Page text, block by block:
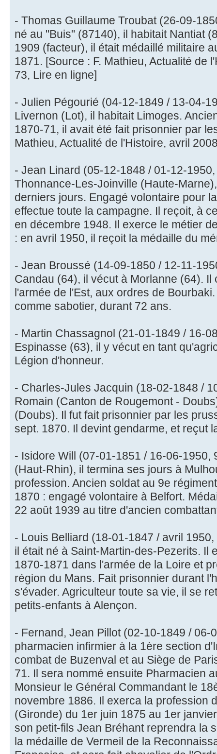
- Thomas Guillaume Troubat (26-09-
né au "Buis" (87140), il habitait Nantiat
1909 (facteur), il était médaillé militaire
1871. [Source : F. Mathieu, Actualité de
73, Lire en ligne]
- Julien Pégourié (04-12-1849 / 13-04-
Livernon (Lot), il habitait Limoges.
1870-71, il avait été fait prisonnier par
Mathieu, Actualité de l'Histoire, avril
- Jean Linard (05-12-1848 / 01-12-
Thonnance-Les-Joinville (Haute-
derniers jours. Engagé volontaire pour
effectue toute la campagne. Il reçoit, à
en décembre 1948. Il exerce le métier
: en avril 1950, il reçoit la médaille du
- Jean Broussé (14-09-1850 / 12-11-
Candau (64), il vécut à Morlanne (64). Il
l'armée de l'Est, aux ordres de
comme sabotier, durant 72 ans.
- Martin Chassagnol (21-01-1849 / 16-
Espinasse (63), il y vécut en tant
Légion d'honneur.
- Charles-Jules Jacquin (18-02-1848 /
Romain (Canton de Rougemont -
(Doubs). Il fut fait prisonnier par les
sept. 1870. Il devint gendarme, et reçut
- Isidore Will (07-01-1851 / 16-06-1950,
(Haut-Rhin), il termina ses jours à
profession. Ancien soldat au 9e
1870 : engagé volontaire à Belfort.
22 août 1939 au titre d'ancien
- Louis Belliard (18-01-1847 / avril
il était né à Saint-Martin-des-Pezerits. Il
1870-1871 dans l'armée de la Loire et
région du Mans. Fait prisonnier durant
s'évader. Agriculteur toute sa vie, il se
petits-enfants à Alençon.
- Fernand, Jean Pillot (02-10-1849 / 06-
pharmacien infirmier à la 1ère section
combat de Buzenval et au Siège de
71. Il sera nommé ensuite Pharmacien
Monsieur le Général Commandant le
novembre 1886. Il exerca la profession
(Gironde) du 1er juin 1875 au 1er
son petit-fils Jean Bréhant reprendra la
la médaille de Vermeil de la